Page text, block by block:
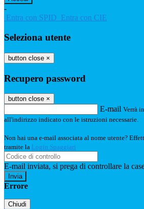
-
Entra con SPID Entra con CIE
Seleziona utente
button close ×
Recupero password
button close ×
E-mail Verrà
all'indirizzo indicato con le istruzioni necessarie.
Non hai una e-mail associata al nome utente?
tramite la Login Spaggiari
E-mail inviata, si prega di controllare la
Errore
Chiudi